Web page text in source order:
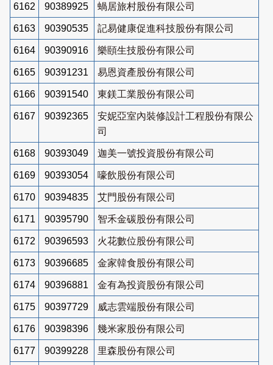
6162 90389925 蝸居旅村股份有限公司
6163 90390535 記易健康促進科技股份有限公司
6164 90390916 樂頤生技股份有限公司
6165 90391231 易恩資產股份有限公司
6166 90391540 東鎂工業股份有限公司
6167 90392365
安妮亞室內裝修設計工程股份有限公
司
6168 90393049 迦美一號投資股份有限公司
6169 90393054 嚎飲股份有限公司
6170 90394835 艾門股份有限公司
6171 90395790 智禾金碳股份有限公司
6172 90396593 火花數位股份有限公司
6173 90396685 金家韓食股份有限公司
6174 90396881 金有為投資股份有限公司
6175 90397729 威志雲端股份有限公司
6176 90398396 幾米家股份有限公司
6177 90399228 里森股份有限公司